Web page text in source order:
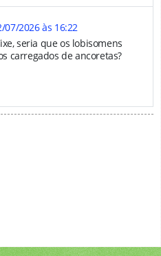
07/2026 às 16:22
seria que os lobisomens
carregados de ancoretas?